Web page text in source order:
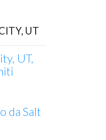
UT
UT,
da Salt